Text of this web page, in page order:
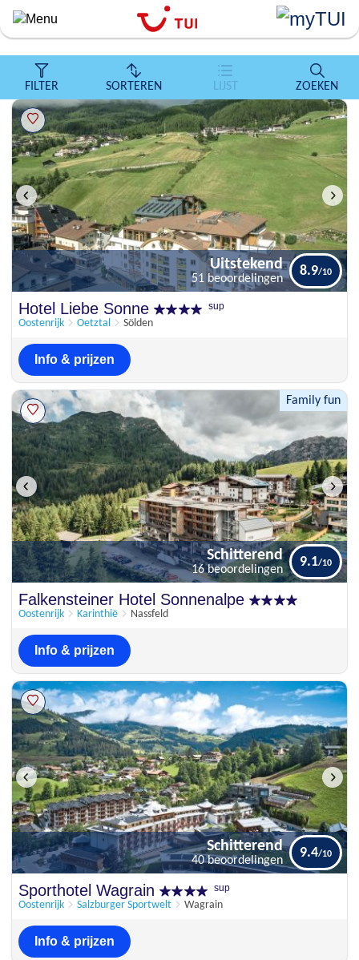
Overslaan
algemene
inhoud
gaan
FILTER SORTEREN LIJST ZOEKEN
Uitstekend
Hotel Liebe Sonne sup
Oostenrijk Oetztal Sölden
Uitstekend
51 beoordelingen
8.9
Info & prijzen
Family fun
Schitterend
16 beoordelingen
Falkensteiner Hotel Sonnenalpe
Oostenrijk Karinthië Nassfeld
Schitterend
16 beoordelingen
9.1
Info & prijzen
Schitterend
40 beoordelingen
Sporthotel Wagrain sup
Oostenrijk Salzburger Sportwelt Wagrain
Schitterend
40 beoordelingen
9.4
Info & prijzen